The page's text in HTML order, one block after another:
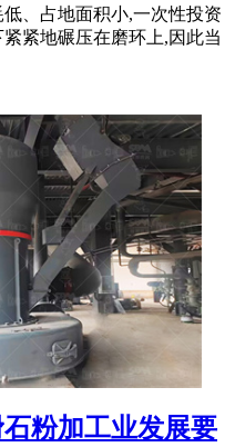
、占地面积小,一次性投资
紧地碾压在磨环上,因此当
粉加工业发展要